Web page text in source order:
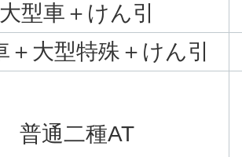
大型車＋けん引
＋大型特殊＋けん引
普通二種AT